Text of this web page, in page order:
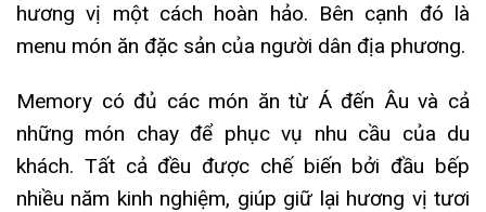
hương vị một cách hoàn hảo. Bên cạnh đó là
menu món ăn đặc sản của người dân địa phương.
Memory có đủ các món ăn từ Á đến Âu và cả
những món chay để phục vụ nhu cầu của du
khách. Tất cả đều được chế biến bởi đầu bếp
nhiều năm kinh nghiệm, giúp giữ lại hương vị tươi